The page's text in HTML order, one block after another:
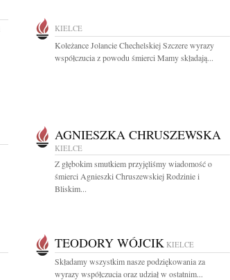
KIELCE
Koleżance Jolancie Chechelskiej Szczere wyrazy
współczucia z powodu śmierci Mamy składają...
AGNIESZKA CHRUSZEWSKA
KIELCE
Z głębokim smutkiem przyjęliśmy wiadomość o
śmierci Agnieszki Chruszewskiej Rodzinie i
Bliskim...
TEODORY WÓJCIK KIELCE
Składamy wszystkim nasze podziękowania za
wyrazy współczucia oraz udział w ostatnim...